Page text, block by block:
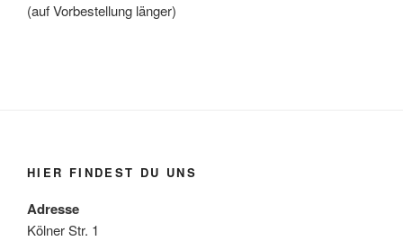
(auf Vorbestellung länger)
HIER FINDEST DU UNS
Adresse
Kölner Str. 1